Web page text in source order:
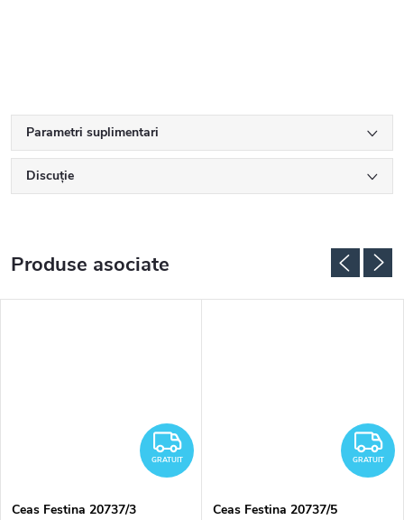
Parametri suplimentari
Discuţie
Produse asociate
GRATUIT
GRATUIT
Ceas Festina 20737/3
GRATUIT
Ceas Festina 20737/5